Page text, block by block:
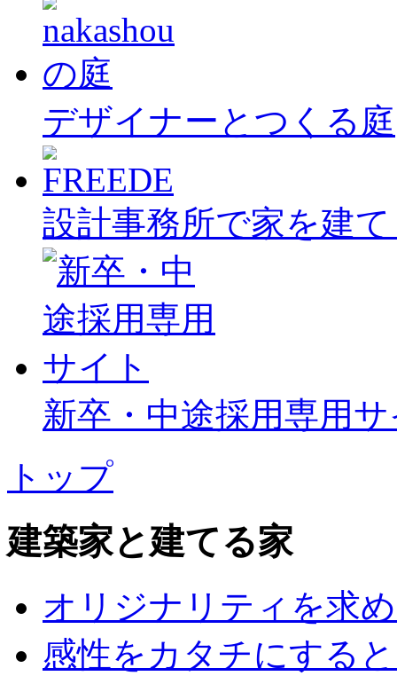
デザイナーとつくる庭
設計事務所で家を建
新卒・中途採用専用
トップ
建築家と建てる家
オリジナリティを求
感性をカタチにする